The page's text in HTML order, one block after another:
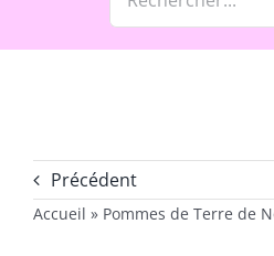
Précédent
Accueil » Pommes de Terre de